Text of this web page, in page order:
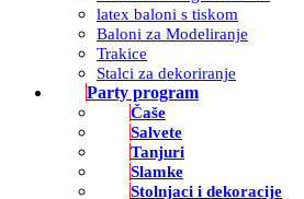
latex baloni s tiskom
Baloni za Modeliranje
Trakice
Stalci za dekoriranje
Party program
Čaše
Salvete
Tanjuri
Slamke
Stolnjaci i dekoracije